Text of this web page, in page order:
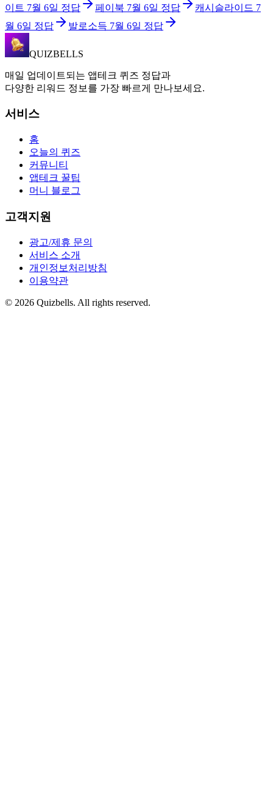
이트 7월 6일 정답 페이북 7월 6일 정답 캐시슬라이드 7
월 6일 정답 발로소득 7월 6일 정답
QUIZBELLS
매일 업데이트되는 앱테크 퀴즈 정답과
다양한 리워드 정보를 가장 빠르게 만나보세요.
서비스
홈
오늘의 퀴즈
커뮤니티
앱테크 꿀팁
머니 블로그
고객지원
광고/제휴 문의
서비스 소개
개인정보처리방침
이용약관
© 2026 Quizbells. All rights reserved.